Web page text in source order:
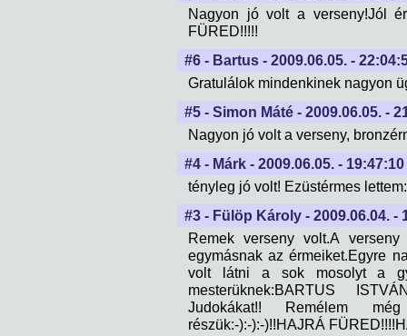
Nagyon jó volt a verseny!Jól
FÜRED!!!!!
#6 - Bartus - 2009.06.05. -
Gratulálok mindenkinek nagyon
#5 - Simon Máté - 2009.06.05. -
Nagyon jó volt a verseny,
#4 - Márk - 2009.06.05. - 19:47:10
tényleg jó volt! Ezüstérmes
#3 - Fülöp Károly - 2009.06.04. -
Remek verseny volt.A
egymásnak az érmeiket.Egyre
volt látni a sok mosolyt a
mesterüknek:BARTUS
Judokákat!! Remélem
részük:-):-):-)!!HAJRÁ